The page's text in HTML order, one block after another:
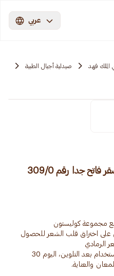
عربي
الملك فهد
صيدلية أجيال الطبية
ويلا كوليستون صبغة ماكسي أشقر فاتح جدا رقم 309/0
على اختراق قلب الشعر للحصول
بلسم Miracle Gloss: اليوم الأول للاستخدام بعد التلوين، اليوم 30